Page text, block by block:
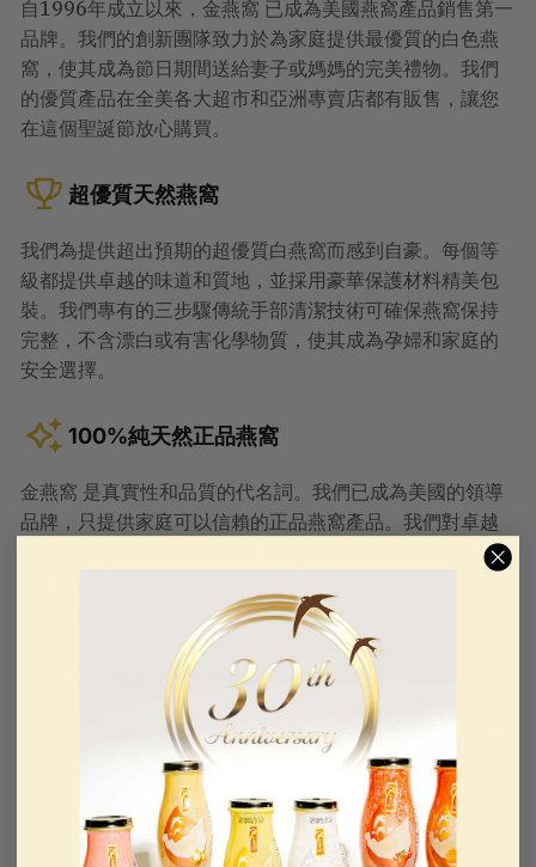
自1996年成立以來，金燕窩 已成為美國燕窩產品銷售第一
品牌。我們的創新團隊致力於為家庭提供最優質的白色燕
窩，使其成為節日期間送給妻子或媽媽的完美禮物。我們
的優質產品在全美各大超市和亞洲專賣店都有販售，讓您
在這個聖誕節放心購買。
超優質天然燕窩
我們為提供超出預期的超優質白燕窩而感到自豪。每個等
級都提供卓越的味道和質地，並採用豪華保護材料精美包
裝。我們專有的三步驟傳統手部清潔技術可確保燕窩保持
完整，不含漂白或有害化學物質，使其成為孕婦和家庭的
安全選擇。
100%純天然正品燕窩
金燕窩 是真實性和品質的代名詞。我們已成為美國的領導
品牌，只提供家庭可以信賴的正品燕窩產品。我們對卓越
的承諾意味著您可以享受我們的白色燕窩帶來的令人難以
媽，還是期待擁有一個小燕窩。
令人難以置信的健康益處
燕窩因其顯著的健康益處而被中醫尊為超級食物。這種天
然產品富含必需胺基酸、鉀、鈣、鐵和許多其他有助於增
強身體的礦物質。透過消費金燕窩的白色燕窩，您不僅可
以享受奢華的享受，還可以促進健康，使其成為這個節日
送給孕婦和媽媽們的理想禮物。